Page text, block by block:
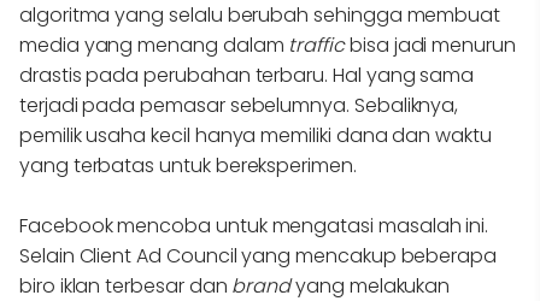
algoritma yang selalu berubah sehingga membuat
media yang menang dalam trafficbisa jadi menurun
drastis pada perubahan terbaru. Hal yang sama
terjadi pada pemasar sebelumnya. Sebaliknya,
pemilik usaha kecil hanya memiliki dana dan waktu
yang terbatas untuk bereksperimen.
Facebook mencoba untuk mengatasi masalah ini.
Selain Client Ad Council yang mencakup beberapa
biro iklan terbesar dan brandyang melakukan